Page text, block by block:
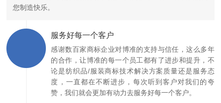
您制造快乐。
服务好每一个客户
感谢数百家商标企业对博准的支持与信任，这么多年
的合作，让博准的每一个员工都有了进步和提升，不
论是纺织品/服装商标技术解决方案质量还是服务态
度，一直都在不断进步，每次听到客户对我们的夸
赞，我们就会更加有动力去服务好每一个客户。